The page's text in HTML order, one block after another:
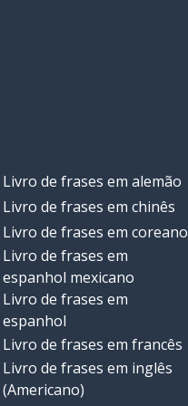
Livro de frases em alemão
Livro de frases em chinês
Livro de frases em coreano
Livro de frases em
espanhol mexicano
Livro de frases em
espanhol
Livro de frases em francês
Livro de frases em inglês
(Americano)